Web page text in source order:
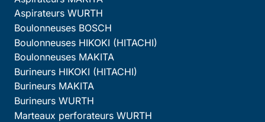
Aspirateurs WURTH
Boulonneuses BOSCH
Boulonneuses HIKOKI (HITACHI)
Boulonneuses MAKITA
Burineurs HIKOKI (HITACHI)
Burineurs MAKITA
Burineurs WURTH
Marteaux perforateurs WURTH